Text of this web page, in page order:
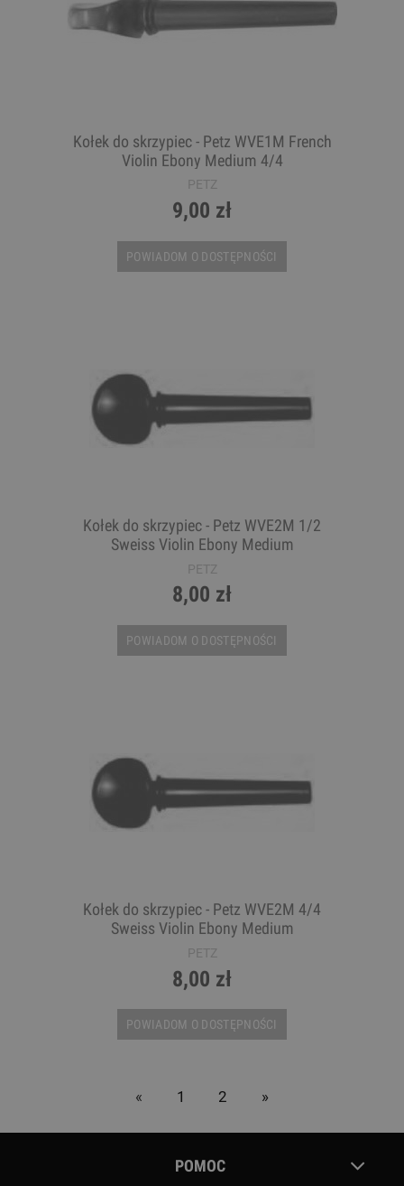
Kołek do skrzypiec - Petz WVE1M French
Violin Ebony Medium 4/4
PETZ
9,00 zł
POWIADOM O DOSTĘPNOŚCI
Kołek do skrzypiec - Petz WVE2M 1/2
Sweiss Violin Ebony Medium
PETZ
8,00 zł
POWIADOM O DOSTĘPNOŚCI
Kołek do skrzypiec - Petz WVE2M 4/4
Sweiss Violin Ebony Medium
PETZ
8,00 zł
POWIADOM O DOSTĘPNOŚCI
« 1 2 »
POMOC